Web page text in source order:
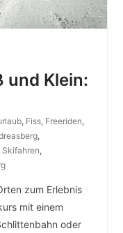
und Klein:
, Fiss, Freeriden,
,
Skifahren,
zum Erlebnis
mit einem
oder